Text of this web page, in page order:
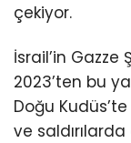
çekiyor.
İsrail’in Gazze
2023’ten bu
Doğu
ve saldırılarda